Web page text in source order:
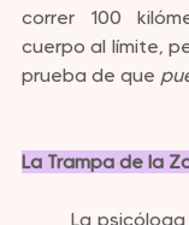
correr 100
cuerpo al límite,
prueba de que
La Trampa de la